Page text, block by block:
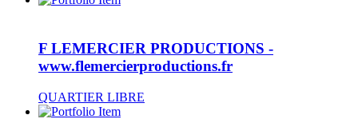
F LEMERCIER PRODUCTIONS -
www.flemercierproductions.fr
QUARTIER LIBRE